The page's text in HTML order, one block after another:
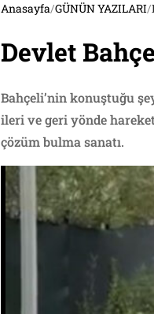
Anasayfa/GÜNÜN YAZILARI/
Devlet
Bahçeli’nin konuştuğu
ileri ve geri yönde
çözüm bulma sanatı.